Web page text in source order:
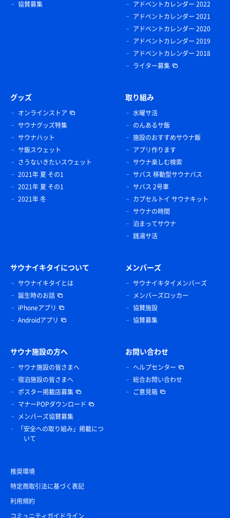
協賛募集
アドベントカレンダー 2022
アドベントカレンダー 2021
アドベントカレンダー 2020
アドベントカレンダー 2019
アドベントカレンダー 2018
ライター募集
グッズ
オンラインストア
サウナグッズ特集
サウナハット
サ飯スウェット
さうないきたいスウェット
2021年 夏 その1
2021年 夏 その1
2021年 冬
取り組み
水曜サ活
のんあるサ飯
施設のおすすめサウナ飯
アプリ作ります
サウナ楽しむ検索
サバス 移動型サウナバス
サバス 2号車
カプセルトイ サウナキット
サウナの時間
泊まってサウナ
銭湯サ活
サウナイキタイについて
サウナイキタイとは
誕生時のお話
iPhoneアプリ
Androidアプリ
メンバーズ
サウナイキタイメンバーズ
メンバーズロッカー
協賛施設
協賛募集
サウナ施設の方へ
サウナ施設の皆さまへ
宿泊施設の皆さまへ
ポスター掲載店募集
マナーPOPダウンロード
メンバーズ協賛募集
「安全への取り組み」掲載につ
いて
お問い合わせ
ヘルプセンター
総合お問い合わせ
ご意見箱
推奨環境
特定商取引法に基づく表記
利用規約
コミュニティガイドライン